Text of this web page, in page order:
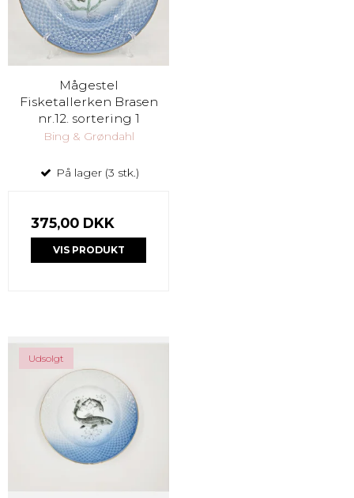
Mågestel
Fisketallerken Brasen
nr.12. sortering 1
Bing & Grøndahl
På lager (3 stk.)
375,00 DKK
VIS PRODUKT
Udsolgt